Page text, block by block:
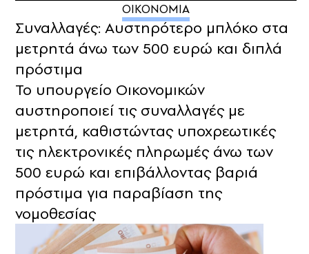
ΟΙΚΟΝΟΜΙΑ
Συναλλαγές: Αυστηρότερο μπλόκο στα
μετρητά άνω των 500 ευρώ και διπλά
πρόστιμα
Το υπουργείο Οικονομικών
αυστηροποιεί τις συναλλαγές με
μετρητά, καθιστώντας υποχρεωτικές
τις ηλεκτρονικές πληρωμές άνω των
500 ευρώ και επιβάλλοντας βαριά
πρόστιμα για παραβίαση της
νομοθεσίας